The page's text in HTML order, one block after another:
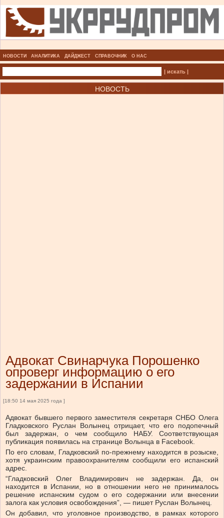
НОВОСТИ АНАЛИТИКА ДАЙДЖЕСТ СПРАВОЧНИК О НАС
| искать |
НОВОСТЬ
Адвокат Свинарчука Порошенко
опроверг информацию о его
задержании в Испании
[18:50 14 мая 2025 года ]
Адвокат бывшего первого заместителя секретаря СНБО Олега
Гладковского Руслан Волынец отрицает, что его подопечный
был задержан, о чем сообщило НАБУ. Соответствующая
публикация появилась на странице Волынца в Facebook.
По его словам, Гладковский по-прежнему находится в розыске,
хотя украинским правоохранителям сообщили его испанский
адрес.
“Гладковский Олег Владимирович не задержан. Да, он
находится в Испании, но в отношении него не принималось
решение испанским судом о его содержании или внесении
залога как условия освобождения”, — пишет Руслан Волынец.
Он добавил, что уголовное производство, в рамках которого